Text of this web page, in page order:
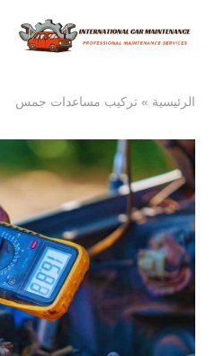
الرئيسية » تركيب مساعدات جمس